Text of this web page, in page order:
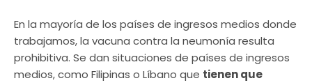
En la mayoría de los países de ingresos medios donde
trabajamos, la vacuna contra la neumonía resulta
prohibitiva. Se dan situaciones de países de ingresos
medios, como Filipinas o Líbano que tienen que